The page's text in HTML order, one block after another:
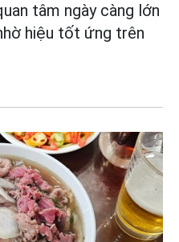
tâm ngày càng lớn
hiệu tốt ứng trên